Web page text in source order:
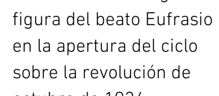
Constantino Bada glosa la
figura del beato Eufrasio
en la apertura del ciclo